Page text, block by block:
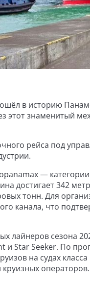
в историю
этот знаменитый
рейса под
—
достигает 342
тонн. Для
канала, что
лайнеров сезона
и Star Seeker. По
на судах
операторов.